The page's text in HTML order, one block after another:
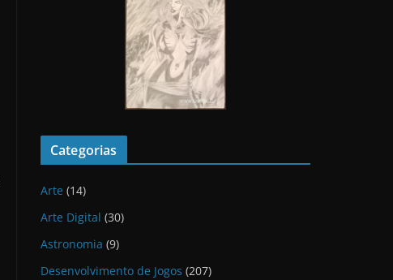
Categorias
Arte (14)
Arte Digital (30)
Astronomia (9)
Desenvolvimento de Jogos (207)